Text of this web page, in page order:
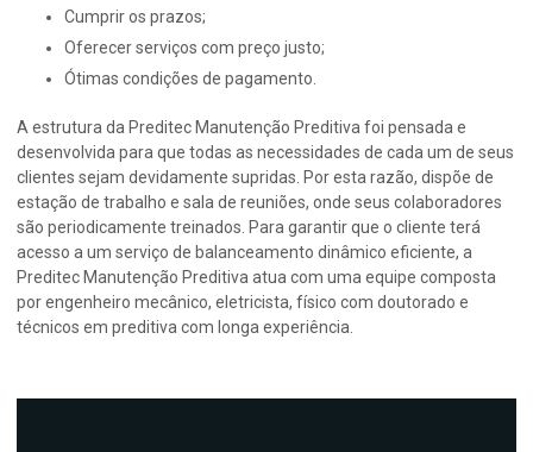
Cumprir os prazos;
Oferecer serviços com preço justo;
Ótimas condições de pagamento.
A estrutura da Preditec Manutenção Preditiva foi pensada e
desenvolvida para que todas as necessidades de cada um de seus
clientes sejam devidamente supridas. Por esta razão, dispõe de
estação de trabalho e sala de reuniões, onde seus colaboradores
são periodicamente treinados. Para garantir que o cliente terá
acesso a um serviço de balanceamento dinâmico eficiente, a
Preditec Manutenção Preditiva atua com uma equipe composta
por engenheiro mecânico, eletricista, físico com doutorado e
técnicos em preditiva com longa experiência.